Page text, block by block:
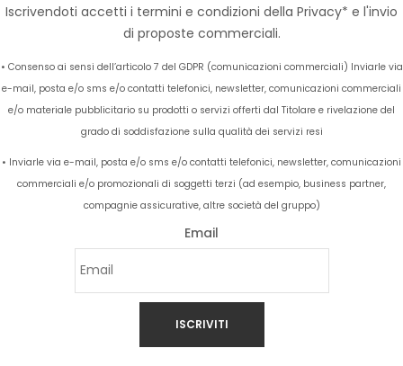
Iscrivendoti accetti i termini e condizioni della Privacy* e l'invio
di proposte commerciali.
• Consenso ai sensi dell’articolo 7 del GDPR (comunicazioni commerciali) Inviarle via
e-mail, posta e/o sms e/o contatti telefonici, newsletter, comunicazioni commerciali
e/o materiale pubblicitario su prodotti o servizi offerti dal Titolare e rivelazione del
grado di soddisfazione sulla qualità dei servizi resi
• Inviarle via e-mail, posta e/o sms e/o contatti telefonici, newsletter, comunicazioni
commerciali e/o promozionali di soggetti terzi (ad esempio, business partner,
compagnie assicurative, altre società del gruppo)
Email
ISCRIVITI